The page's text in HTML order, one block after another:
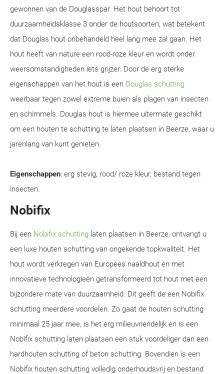
gewonnen van de Douglasspar. Het hout behoort tot
duurzaamheidsklasse 3 onder de houtsoorten, wat betekent
dat Douglas hout onbehandeld heel lang mee zal gaan. Het
hout heeft van nature een rood-roze kleur en wordt onder
weersomstandigheden iets grijzer. Door de erg sterke
eigenschappen van het hout is een Douglas schutting
weerbaar tegen zowel extreme buien als plagen van insecten
en schimmels. Douglas hout is hiermee uitermate geschikt
om een houten te schutting te laten plaatsen in Beerze, waar u
jarenlang van kunt genieten.
Eigenschappen: erg stevig, rood/ roze kleur, bestand tegen
insecten.
Nobifix
Bij een Nobifix schutting laten plaatsen in Beerze, ontvangt u
een luxe houten schutting van ongekende topkwaliteit. Het
hout wordt verkregen van Europees naaldhout en met
innovatieve technologieën getransformeerd tot hout met een
bijzondere mate van duurzaamheid. Dit geeft de een Nobifix
schutting meerdere voordelen. Zo gaat de houten schutting
minimaal 25 jaar mee, is het erg milieuvriendelijk en is een
Nobifix schutting laten plaatsen een stuk voordeliger dan een
hardhouten schutting of beton schutting. Bovendien is een
Nobifix houten schutting volledig onderhoudsvrij en bestand